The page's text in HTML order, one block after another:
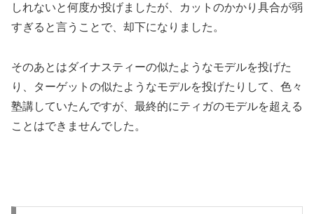
しれないと何度か投げましたが、カットのかかり具合が弱
すぎると言うことで、却下になりました。
そのあとはダイナスティーの似たようなモデルを投げた
り、ターゲットの似たようなモデルを投げたりして、色々
塾講していたんですが、最終的にティガのモデルを超える
ことはできませんでした。